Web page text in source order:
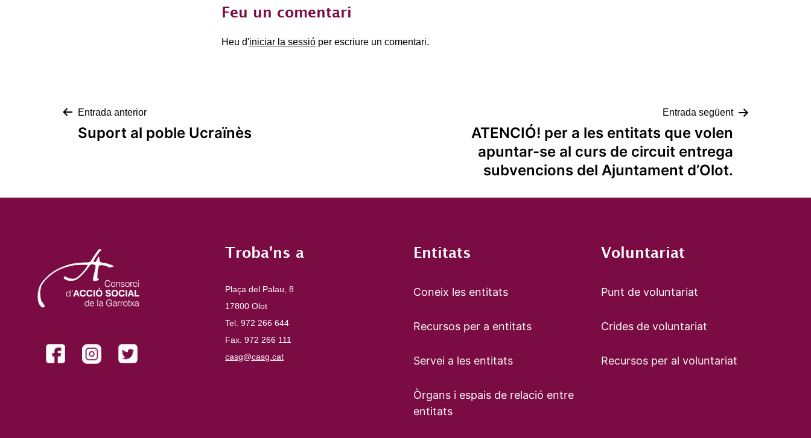
Feu un comentari
Heu d'iniciar la sessió per escriure un comentari.
Navegació
Entrada anterior
Suport al poble Ucraïnès
Entrada següent
ATENCIÓ! per a les entitats que volen
apuntar-se al curs de circuit entrega
subvencions del Ajuntament d’Olot.
Troba'ns a
Plaça del Palau, 8
17800 Olot
Tel. 972 266 644
Fax. 972 266 111
casg@casg.cat
Entitats
Coneix les entitats
Recursos per a entitats
Servei a les entitats
Òrgans i espais de relació entre
entitats
Voluntariat
Punt de voluntariat
Crides de voluntariat
Recursos per al voluntariat